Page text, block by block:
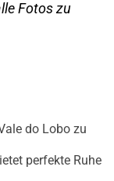
Fotos zu
do Lobo zu
perfekte Ruhe